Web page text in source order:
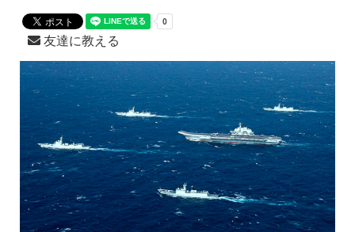
友達に教える